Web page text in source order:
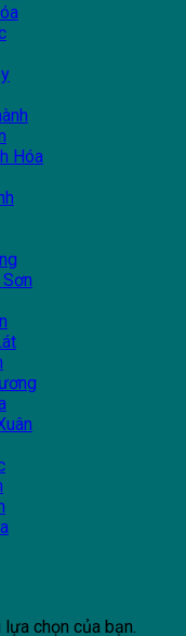
Hóa
chọn của bạn.